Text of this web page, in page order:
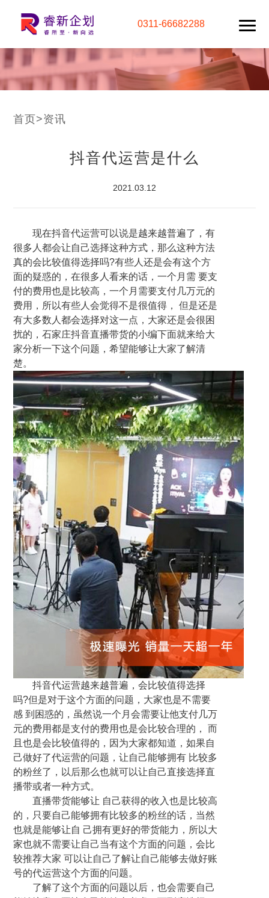
0311-66682288
首页>资讯
抖音代运营是什么
2021.03.12
现在抖音代运营可以说是越来越普遍了，有
很多人都会让自己选择这种方式，那么这种方法
真的会比较值得选择吗?有些人还是会有这个方
面的疑惑的，在很多人看来的话，一个月需 要支
付的费用也是比较高，一个月需要支付几万元的
费用，所以有些人会觉得不是很值得， 但是还是
有大多数人都会选择对这一点，大家还是会很困
扰的，石家庄抖音直播带货的小编下面就来给大
家分析一下这个问题，希望能够让大家了解清
楚。
抖音代运营越来越普遍，会比较值得选择
吗?但是对于这个方面的问题，大家也是不需要
感 到困惑的，虽然说一个月会需要让他支付几万
元的费用都是支付的费用也是会比较合理的， 而
且也是会比较值得的，因为大家都知道，如果自
己做好了代运营的问题，让自己能够拥有 比较多
的粉丝了，以后那么也就可以让自己直接选择直
播带或者一种方式。
直播带货能够让 自己获得的收入也是比较高
的，只要自己能够拥有比较多的粉丝的话，当然
也就是能够让自 己拥有更好的带货能力，所以大
家也就不需要让自己当有这个方面的问题，会比
较推荐大家 可以让自己了解让自己能够去做好账
号的代运营这个方面的问题。
了解了这个方面的问题以后，也会需要自己